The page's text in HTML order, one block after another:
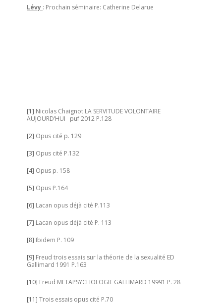
Lévy : Prochain séminaire: Catherine Delarue
[1] Nicolas Chaignot LA SERVITUDE VOLONTAIRE
AUJOURD’HUI puf 2012 P.128
[2] Opus cité p. 129
[3] Opus cité P.132
[4] Opus p. 158
[5] Opus P.164
[6] Lacan opus déjà cité P.113
[7] Lacan opus déjà cité P. 113
[8] Ibidem P. 109
[9] Freud trois essais sur la théorie de la sexualité ED
Gallimard 1991 P.163
[10] Freud METAPSYCHOLOGIE GALLIMARD 19991 P. 28
[11] Trois essais opus cité P.70